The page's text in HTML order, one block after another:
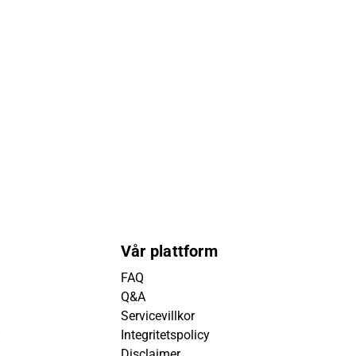
Vår plattform
FAQ
Q&A
Servicevillkor
Integritetspolicy